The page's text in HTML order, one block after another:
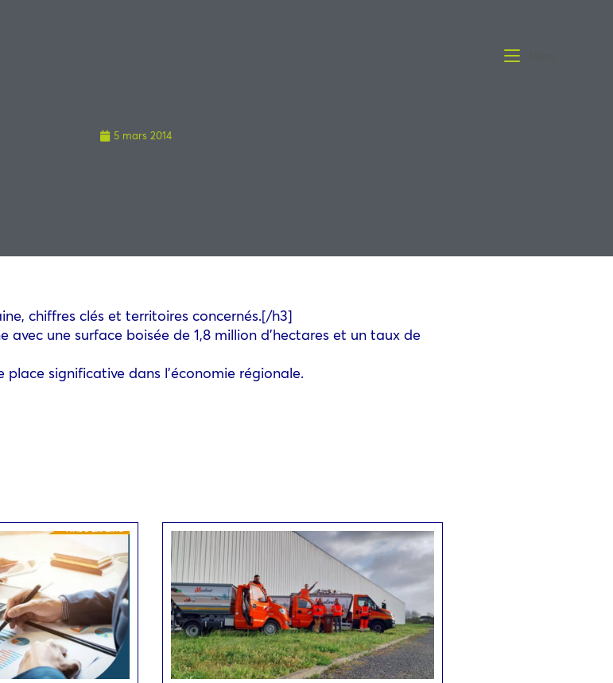
5 mars 2014
chiffres clés et territoires concernés.[/h3]
une surface boisée de 1,8 million d’hectares et un taux de
significative dans l’économie régionale.